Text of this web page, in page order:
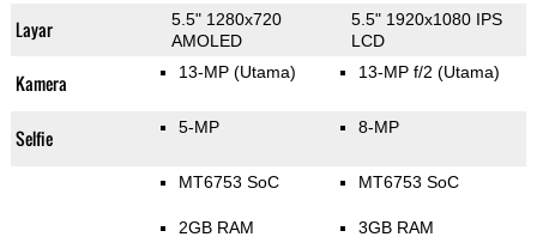
Layar
5.5" 1280x720
AMOLED
5.5" 1920x1080 IPS
LCD
Kamera 13-MP (Utama) 13-MP f/2 (Utama)
Selfie 5-MP 8-MP
MT6753 SoC
2GB RAM
MT6753 SoC
3GB RAM